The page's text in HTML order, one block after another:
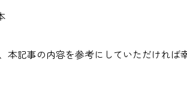
記事の内容を参考にしていただければ